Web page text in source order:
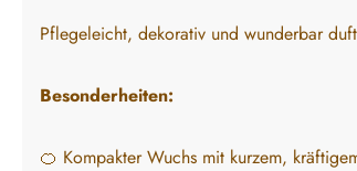
Pflegeleicht, dekorativ und wunderbar
Besonderheiten:
🍊 Kompakter Wuchs mit kurzem,